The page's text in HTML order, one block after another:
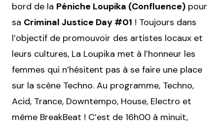
bord de la Péniche Loupika (Confluence) pour
sa Criminal Justice Day #01 ! Toujours dans
l’objectif de promouvoir des artistes locaux et
leurs cultures, La Loupika met à l’honneur les
femmes qui n’hésitent pas à se faire une place
sur la scène Techno. Au programme, Techno,
Acid, Trance, Downtempo, House, Electro et
même BreakBeat ! C’est de 16h00 à minuit,